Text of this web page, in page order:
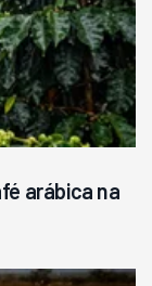
arábica na